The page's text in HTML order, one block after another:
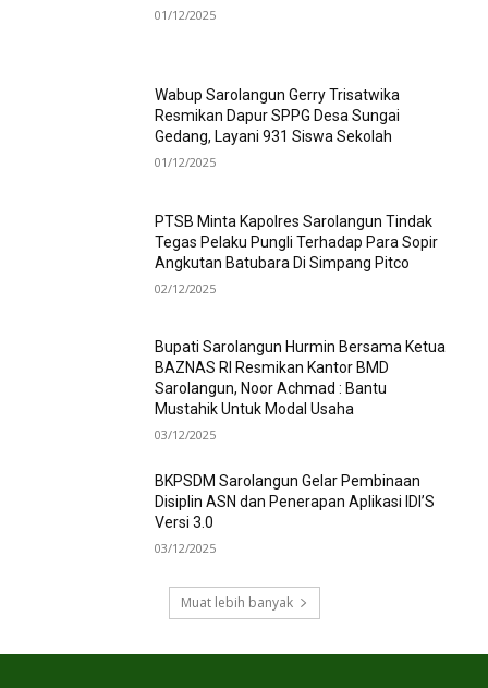
01/12/2025
Wabup Sarolangun Gerry Trisatwika
Resmikan Dapur SPPG Desa Sungai
Gedang, Layani 931 Siswa Sekolah
01/12/2025
PTSB Minta Kapolres Sarolangun Tindak
Tegas Pelaku Pungli Terhadap Para Sopir
Angkutan Batubara Di Simpang Pitco
02/12/2025
Bupati Sarolangun Hurmin Bersama Ketua
BAZNAS RI Resmikan Kantor BMD
Sarolangun, Noor Achmad : Bantu
Mustahik Untuk Modal Usaha
03/12/2025
BKPSDM Sarolangun Gelar Pembinaan
Disiplin ASN dan Penerapan Aplikasi IDI’S
Versi 3.0
03/12/2025
Muat lebih banyak